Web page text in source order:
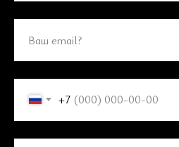
Ваш email?
+7